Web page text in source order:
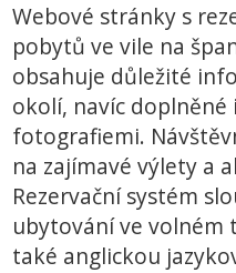
Webové stránky s
pobytů ve vile na
obsahuje důležité
okolí, navíc
fotografiemi.
na zajímavé výlety a
Rezervační systém
ubytování ve volném
také anglickou